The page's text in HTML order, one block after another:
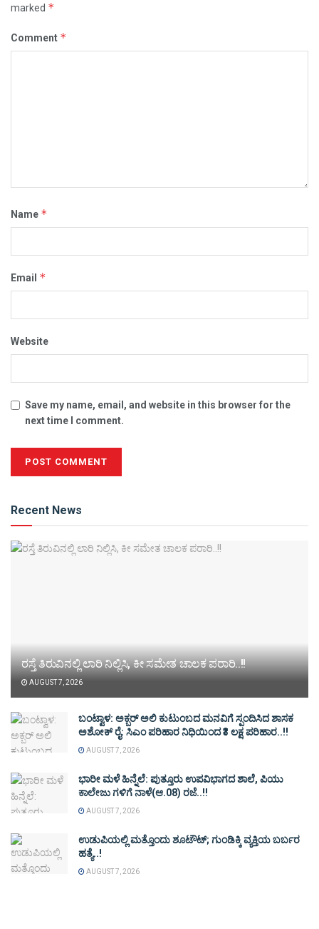
marked *
Comment *
Name *
Email *
Website
Save my name, email, and website in this browser for the
next time I comment.
Recent News
ರಸ್ತೆ ತಿರುವಿನಲ್ಲಿ ಲಾರಿ ನಿಲ್ಲಿಸಿ, ಕೀ ಸಮೇತ ಚಾಲಕ ಪರಾರಿ..!!
AUGUST 7, 2026
ಬಂಟ್ವಾಳ: ಅಕ್ಬರ್ ಅಲಿ ಕುಟುಂಬದ ಮನವಿಗೆ ಸ್ಪಂದಿಸಿದ ಶಾಸಕ
ಅಶೋಕ್ ರೈ: ಸಿಎಂ ಪರಿಹಾರ ನಿಧಿಯಿಂದ ₹3 ಲಕ್ಷ ಪರಿಹಾರ..!!
AUGUST 7, 2026
ಭಾರೀ ಮಳೆ ಹಿನ್ನೆಲೆ: ಪುತ್ತೂರು ಉಪವಿಭಾಗದ ಶಾಲೆ, ಪಿಯು
ಕಾಲೇಜು ಗಳಿಗೆ ನಾಳೆ(ಆ.08) ರಜೆ..!!
AUGUST 7, 2026
ಉಡುಪಿಯಲ್ಲಿ ಮತ್ತೊಂದು ಶೂಟೌಟ್‌; ಗುಂಡಿಕ್ಕಿ ವ್ಯಕ್ತಿಯ ಬರ್ಬರ
ಹತ್ಯೆ..!
AUGUST 7, 2026